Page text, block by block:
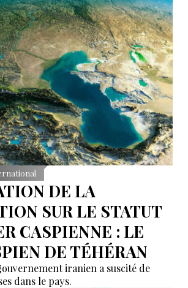
DE LA
SUR LE STATUT
CASPIENNE : LE
DE TÉHÉRAN
iranien a suscité de
dans le pays.